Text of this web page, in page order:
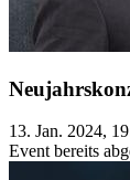
13. Jan. 2024,
Event bereits